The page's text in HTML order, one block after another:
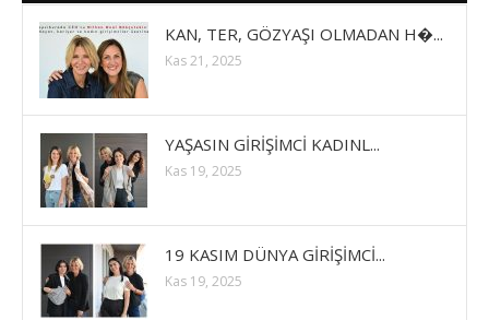
KAN, TER, GÖZYAŞI OLMADAN H�...
Kas 21, 2025
YAŞASIN GİRİŞİMCİ KADINL...
Kas 19, 2025
19 KASIM DÜNYA GİRİŞİMCİ...
Kas 19, 2025